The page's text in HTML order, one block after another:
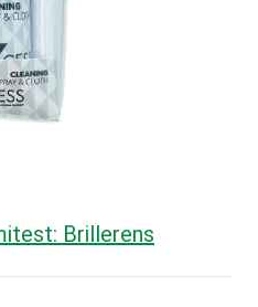
Brillerens